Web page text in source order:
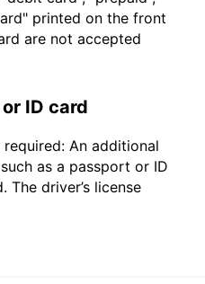
printed on the front
are not accepted
ID card
An additional
as a passport or ID
The driver’s license